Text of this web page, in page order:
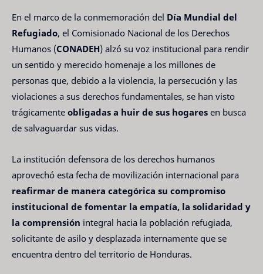
En el marco de la conmemoración del Día Mundial del
Refugiado, el Comisionado Nacional de los Derechos
Humanos (CONADEH) alzó su voz institucional para rendir
un sentido y merecido homenaje a los millones de
personas que, debido a la violencia, la persecución y las
violaciones a sus derechos fundamentales, se han visto
trágicamente obligadas a huir de sus hogares en busca
de salvaguardar sus vidas.
La institución defensora de los derechos humanos
aprovechó esta fecha de movilización internacional para
reafirmar de manera categórica su compromiso
institucional de fomentar la empatía, la solidaridad y
la comprensión integral hacia la población refugiada,
solicitante de asilo y desplazada internamente que se
encuentra dentro del territorio de Honduras.